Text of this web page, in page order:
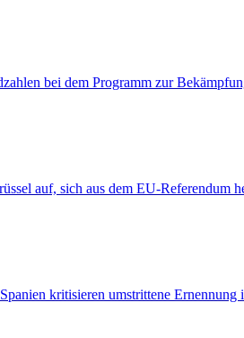
bei dem Programm zur
auf, sich aus dem EU-Referendum
kritisieren umstrittene